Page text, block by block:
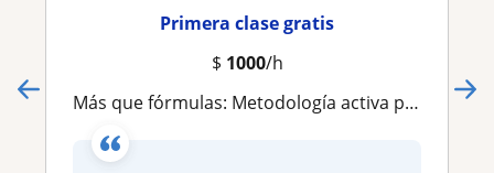
Primera clase gratis
$ 1000/h
Más que fórmulas: Metodología activa para que alumnos de básica pierdan el miedo a las matemáticas y recuperen su autonomía